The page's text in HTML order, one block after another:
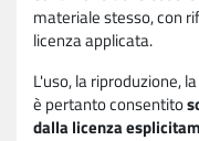
materiale stesso, con
licenza applicata.
L'uso, la riproduzione,
è pertanto consentito
dalla licenza